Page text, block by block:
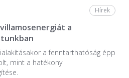
Hírek
a
a fenntarthatóság épp
mint a hatékony